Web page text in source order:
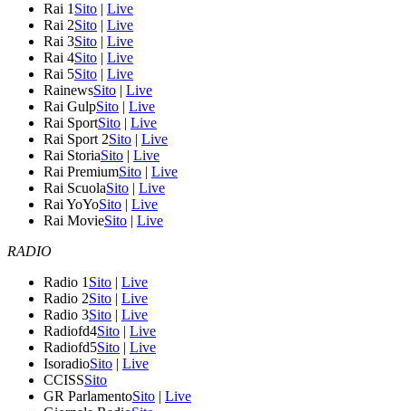
Rai 1 Sito | Live
Rai 2Sito | Live
Rai 3Sito | Live
Rai 4Sito | Live
Rai 5Sito | Live
RainewsSito | Live
Rai GulpSito | Live
Rai SportSito | Live
Rai Sport 2Sito | Live
Rai StoriaSito | Live
Rai PremiumSito | Live
Rai ScuolaSito | Live
Rai YoYoSito | Live
Rai MovieSito | Live
RADIO
Radio 1 Sito | Live
Radio 2Sito | Live
Radio 3Sito | Live
Radiofd4Sito | Live
Radiofd5Sito | Live
IsoradioSito | Live
CCISSSito
GR ParlamentoSito | Live